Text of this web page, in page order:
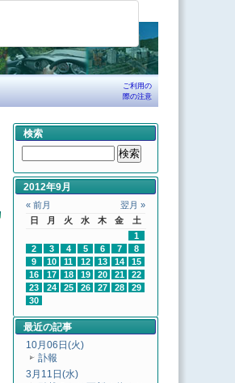
ご利用の
際の注意
検索
2012年9月
« 前月
翌月 »
日
月 火 水 木 金
土
1
2
3 4 5 6 7
8
9
10 11 12 13 14
15
16
17 18 19 20 21
22
23
24 25 26 27 28
29
30
最近の記事
10月06日(火)
訃報
3月11日(水)